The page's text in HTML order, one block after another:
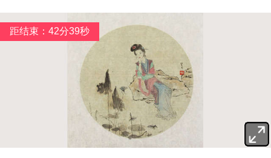
距结束：42分37秒